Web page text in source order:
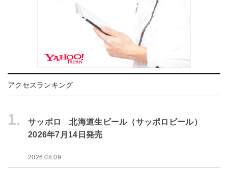
アクセスランキング
1.
サッポロ 北海道生ビール（サッポロビール）
2026年7月14日発売
2026.08.09